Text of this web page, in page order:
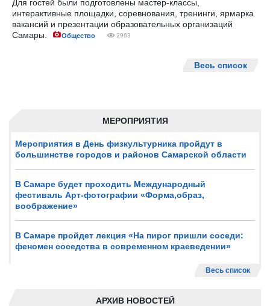
МЕРОПРИЯТИЯ
Мероприятия в День физкультурника пройдут в
большинстве городов и районов Самарской области
В Самаре будет проходить Международный
фестиваль Арт-фотографии «Форма,образ,
воображение»
В Самаре пройдет лекция «На пирог пришли соседи:
феномен соседства в современном краеведении»
Весь список
АРХИВ НОВОСТЕЙ
Для гостей были подготовлены мастер-классы,
интерактивные площадки, соревнования, тренинги, ярмарка
вакансий и презентации образовательных организаций
Самары.
Общество 2963
Весь список